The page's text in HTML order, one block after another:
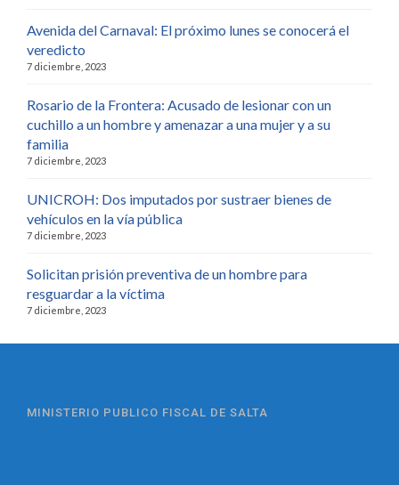
Avenida del Carnaval: El próximo lunes se conocerá el
veredicto
7 diciembre, 2023
Rosario de la Frontera: Acusado de lesionar con un
cuchillo a un hombre y amenazar a una mujer y a su
familia
7 diciembre, 2023
UNICROH: Dos imputados por sustraer bienes de
vehículos en la vía pública
7 diciembre, 2023
Solicitan prisión preventiva de un hombre para
resguardar a la víctima
7 diciembre, 2023
MINISTERIO PUBLICO FISCAL DE SALTA